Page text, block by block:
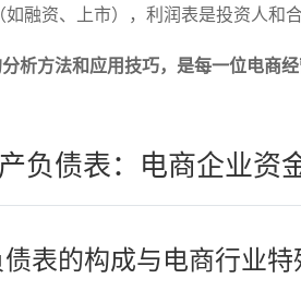
融资、上市），利润表是投资人和
析方法和应用技巧，是每一位电商
负债表：电商企业资
表的构成与电商行业特